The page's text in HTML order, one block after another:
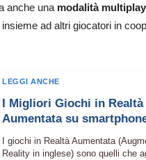
anche una modalità
ad altri giocatori in
LEGGI ANCHE
I Migliori Giochi in Realtà
Aumentata su
I giochi in Realtà Aumentata
Reality in inglese) sono quelli che